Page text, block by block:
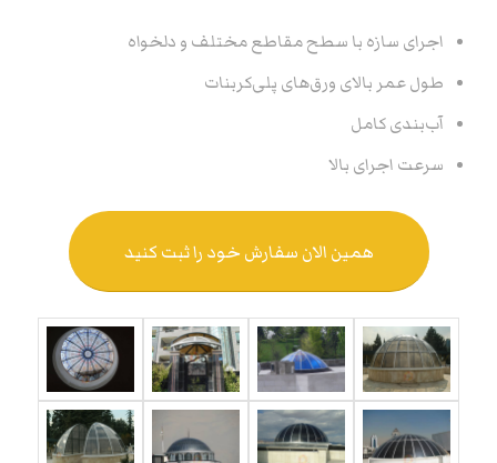
اجرای سازه با سطح مقاطع مختلف و دلخواه
طول عمر بالای ورق‌های پلی‌کربنات
آب‌بندی کامل
سرعت اجرای بالا
همین الان سفارش خود را ثبت کنید